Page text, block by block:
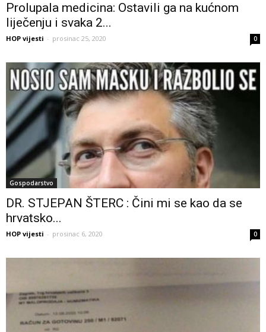
Prolupala medicina: Ostavili ga na kućnom
liječenju i svaka 2...
HOP vijesti - prosinac 25, 2020 0
Gospodarstvo
DR. STJEPAN ŠTERC : Čini mi se kao da se
hrvatsko...
HOP vijesti - prosinac 6, 2020 0